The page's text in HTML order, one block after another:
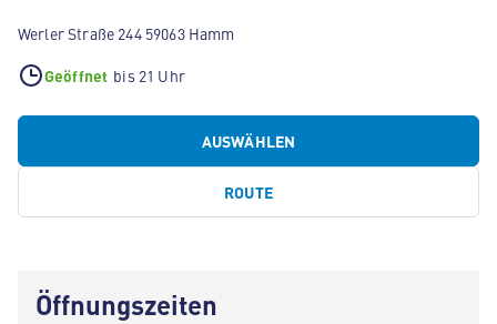
Werler Straße 244 59063 Hamm
Geöffnet bis 21 Uhr
AUSWÄHLEN
ROUTE
Öffnungszeiten